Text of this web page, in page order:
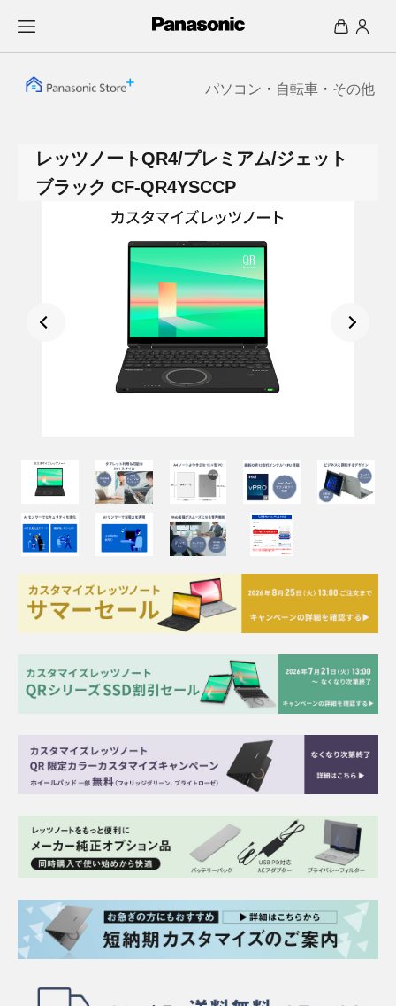
パソコン ・ 自転車 ・ その他
レッツノートQR4/プレミアム/ジェット
ブラック CF-QR4YSCCP